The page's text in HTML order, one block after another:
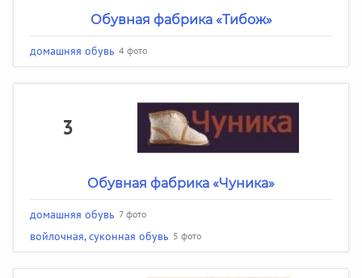
Обувная фабрика «Тибож»
домашняя обувь 4 фото
3
Обувная фабрика «Чуника»
домашняя обувь 7 фото
войлочная, суконная обувь 5 фото